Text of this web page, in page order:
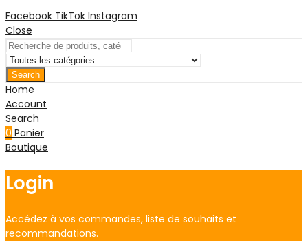
Facebook TikTok Instagram
Close
Search
Home
Account
Search
0 Panier
Boutique
Login
Accédez à vos commandes, liste de souhaits et
recommandations.